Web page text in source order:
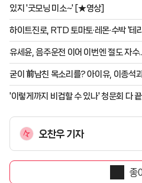
있지 '굿모닝 미소~' [★영상]
하이트진로, RTD 토마토·레몬·수박 '테
유세윤, 음주운전 이어 이번엔 절도 자
굳이 前남친 목소리를? 아이유, 이종석
'이렇게까지 비겁할 수 있나' 청문회 다
오찬우 기자
좋